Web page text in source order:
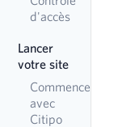
d'accès
Lancer
votre site
Commencer
avec
Citipo